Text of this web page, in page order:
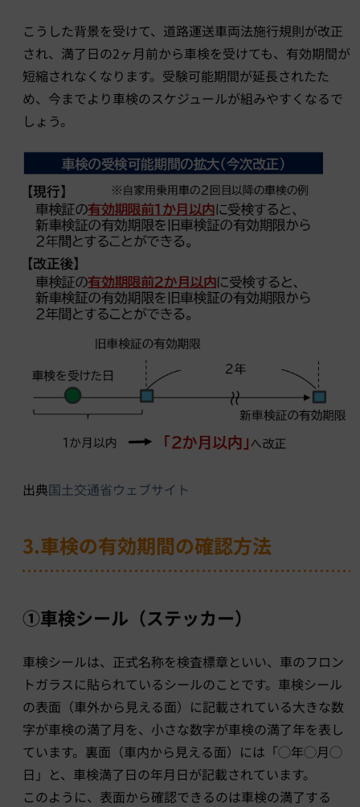
こうした背景を受けて、道路運送車両法施行規則が改正
され、満了日の2ヶ月前から車検を受けても、有効期間が
短縮されなくなります。受験可能期間が延長されたた
め、今までより車検のスケジュールが組みやすくなるで
しょう。
出典国土交通省ウェブサイト
3.車検の有効期間の確認方法
①車検シール（ステッカー）
車検シールは、正式名称を検査標章といい、車のフロン
トガラスに貼られているシールのことです。車検シール
の表面（車外から見える面）に記載されている大きな数
字が車検の満了月を、小さな数字が車検の満了年を表し
ています。裏面（車内から見える面）には「◯年◯月◯
日」と、車検満了日の年月日が記載されています。
このように、表面から確認できるのは車検の満了する